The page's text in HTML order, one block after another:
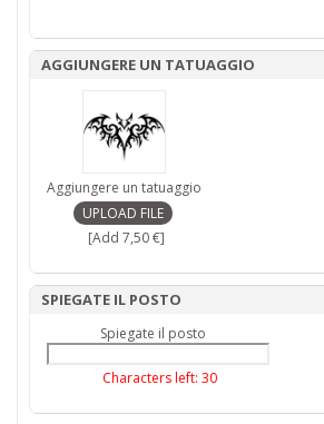
AGGIUNGERE UN TATUAGGIO
Aggiungere un tatuaggio
[Add 7,50 €]
SPIEGATE IL POSTO
Spiegate il posto
Characters left: 30